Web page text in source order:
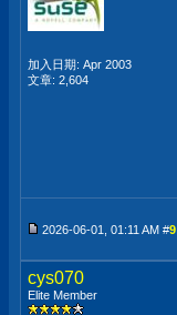
加入日期: Apr 2003
文章: 2,604
2026-06-01, 01:11 AM #9
cys070
Elite Member